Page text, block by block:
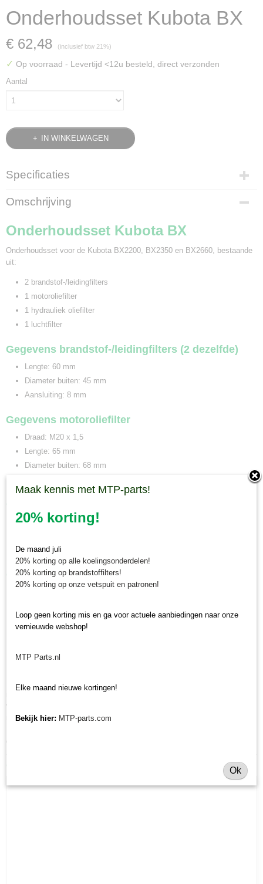
Onderhoudsset Kubota BX
€ 62,48 (inclusief btw 21%)
✓ Op voorraad - Levertijd <12u besteld, direct verzonden
Aantal
IN WINKELWAGEN
Specificaties
Bruto gewicht
1,20 Kg
Omschrijving
Onderhoudsset Kubota BX
Onderhoudsset voor de Kubota BX2200, BX2350 en BX2660, bestaande
uit:
2 brandstof-/leidingfilters
1 motoroliefilter
1 hydrauliek oliefilter
1 luchtfilter
Gegevens brandstof-/leidingfilters (2 dezelfde)
Lengte: 60 mm
Diameter buiten: 45 mm
Aansluiting: 8 mm
Gegevens motoroliefilter
Draad: M20 x 1,5
Lengte: 65 mm
Diameter buiten: 68 mm
Draad: 3/4" - 16 UNF
Diameter buiten: 84 mm
Gegevens luchtfilter
Diameter binnen: 40 mm
Minitractorparts heeft een groot assortiment onderdelen op het gebied van
minitractoren, miditractoren, compacttractoren en aanbouwwerktuigen. Wij
verkopen deze onderdelen met als specialisme de Japanse
minitractormerken Yanmar, Iseki, Kubota en Shibaura.
dezze filterset, voor uw BX 2200, BX 2350, BX 2660.
Maak kennis met MTP-parts!
20% korting!
De maand juli
20% korting op alle koelingsonderdelen!
20% korting op brandstoffilters!
20% korting op onze vetspuit en patronen!
Loop geen korting mis en ga voor actuele aanbiedingen naar onze
vernieuwde webshop!
MTP Parts.nl
Elke maand nieuwe kortingen!
Bekijk hier: MTP-parts.com
Ok